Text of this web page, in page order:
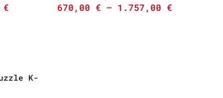
€ 670,00 € – 1.757,00 €
K-